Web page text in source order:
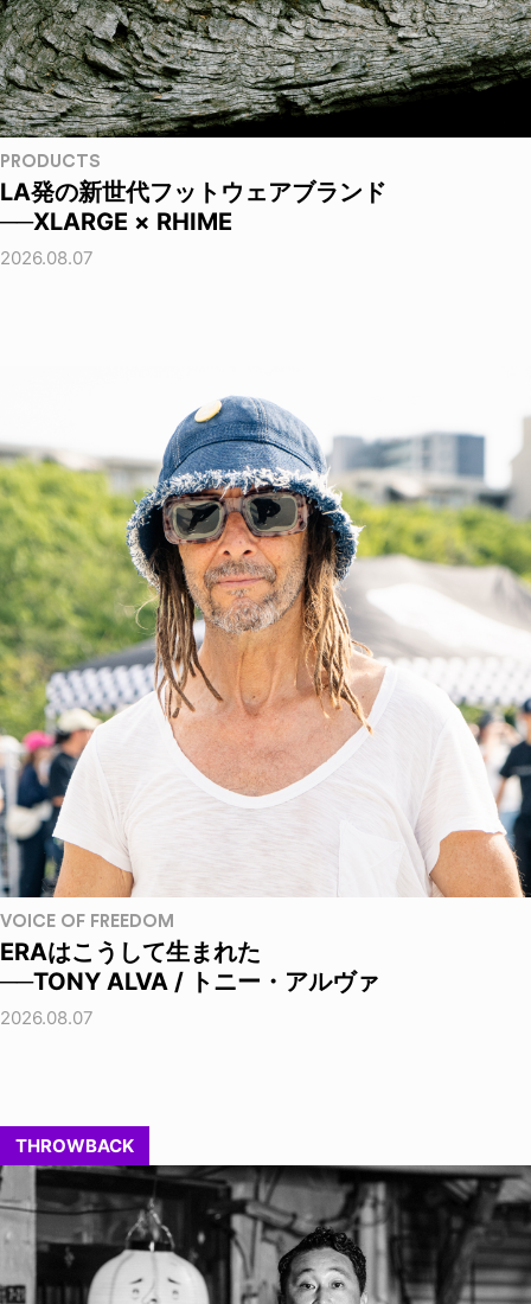
PRODUCTS
LA発の新世代フットウェアブランド
──XLARGE × RHIME
2026.08.07
VOICE OF FREEDOM
ERAはこうして生まれた
──TONY ALVA / トニー・アルヴァ
2026.08.07
THROWBACK